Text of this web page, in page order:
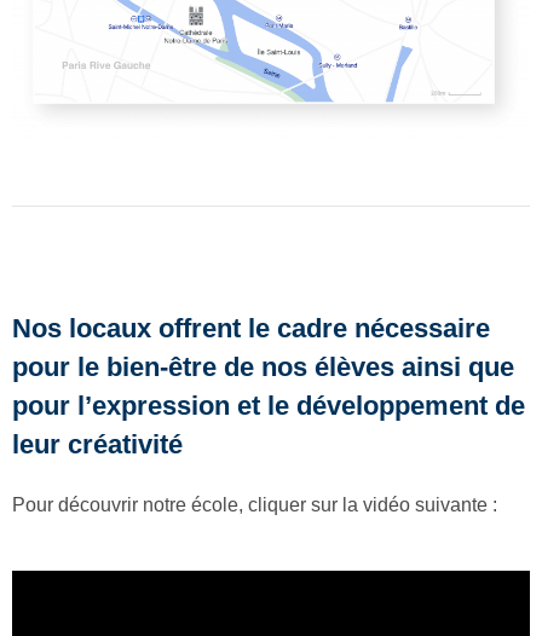
Nos locaux offrent le cadre nécessaire
pour le bien-être de nos élèves ainsi que
pour l’expression et le développement de
leur créativité
Pour découvrir notre école, cliquer sur la vidéo suivante :